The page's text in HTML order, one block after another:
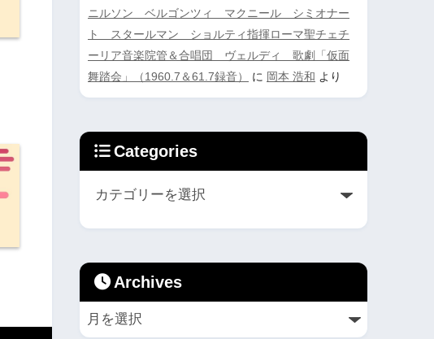
ニルソン ベルゴンツィ マクニール シミオナー
ト スタールマン ショルティ指揮ローマ聖チェチ
ーリア音楽院管＆合唱団 ヴェルディ 歌劇「仮面
舞踏会」（1960.7＆61.7録音）
に 岡本 浩和 より
Categories
Archives